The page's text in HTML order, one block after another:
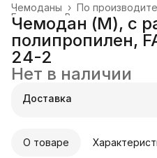
По
Чемоданы ›
Все товары
Главная
Чемодан (M), с
полипропилен,
24-2
Нет в наличии
Доставка
О товаре